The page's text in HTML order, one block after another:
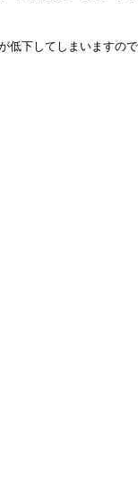
低下してしまいますの